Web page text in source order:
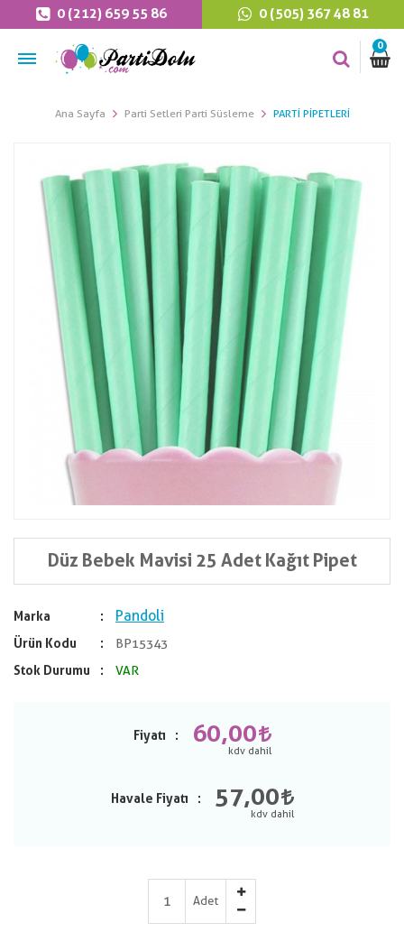
0 (212) 659 55 86 0 (505) 367 48 81
0
Ana Sayfa Parti Setleri Parti Süsleme PARTI PIPETLERI
Düz Bebek Mavisi 25 Adet Kağıt Pipet
Marka Pandoli
Ürün Kodu
BP15343
Stok Durumu
VAR
Fiyatı 60,00
Havale Fiyatı 57,00
Adet